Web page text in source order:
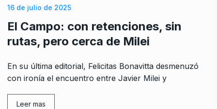
16 de julio de 2025
El Campo: con retenciones, sin
rutas, pero cerca de Milei
En su última editorial, Felicitas Bonavitta desmenuzó
con ironía el encuentro entre Javier Milei y
Leer mas